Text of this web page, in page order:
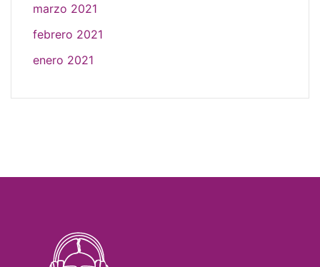
marzo 2021
febrero 2021
enero 2021